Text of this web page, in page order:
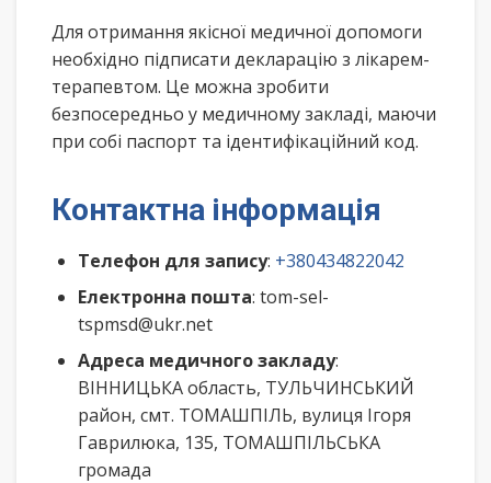
Для отримання якісної медичної допомоги
необхідно підписати декларацію з лікарем-
терапевтом. Це можна зробити
безпосередньо у медичному закладі, маючи
при собі паспорт та ідентифікаційний код.
Контактна інформація
Телефон для запису: +380434822042
Електронна пошта: tom-sel-
tspmsd@ukr.net
Адреса медичного закладу:
ВІННИЦЬКА область, ТУЛЬЧИНСЬКИЙ
район, смт. ТОМАШПІЛЬ, вулиця Ігоря
Гаврилюка, 135, ТОМАШПІЛЬСЬКА
громада